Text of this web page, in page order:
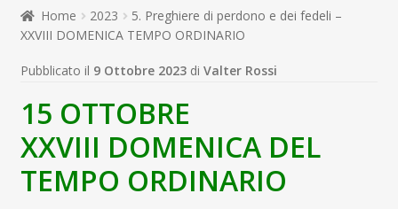
Contatti
Don Bosco
Home 2023
5. Preghiere di perdono e dei fedeli –
XXVIII DOMENICA TEMPO ORDINARIO
Pubblicato il 9 Ottobre 2023 di Valter Rossi
15 OTTOBRE
XXVIII DOMENICA DEL
TEMPO ORDINARIO